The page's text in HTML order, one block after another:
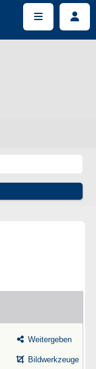
Weitergeben
Bildwerkzeuge